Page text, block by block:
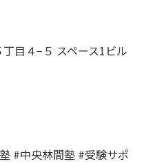
目４−５ スペース1ビル
#中央林間塾 #受験サポ